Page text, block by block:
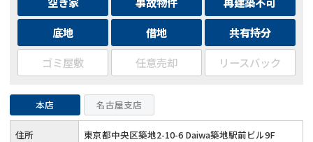
底地
借地
共有持分
ゴミ屋敷
任意売却 リースバック
本店 名古屋支店
住所 東京都中央区築地2-10-6 Daiwa築地駅前ビル9F